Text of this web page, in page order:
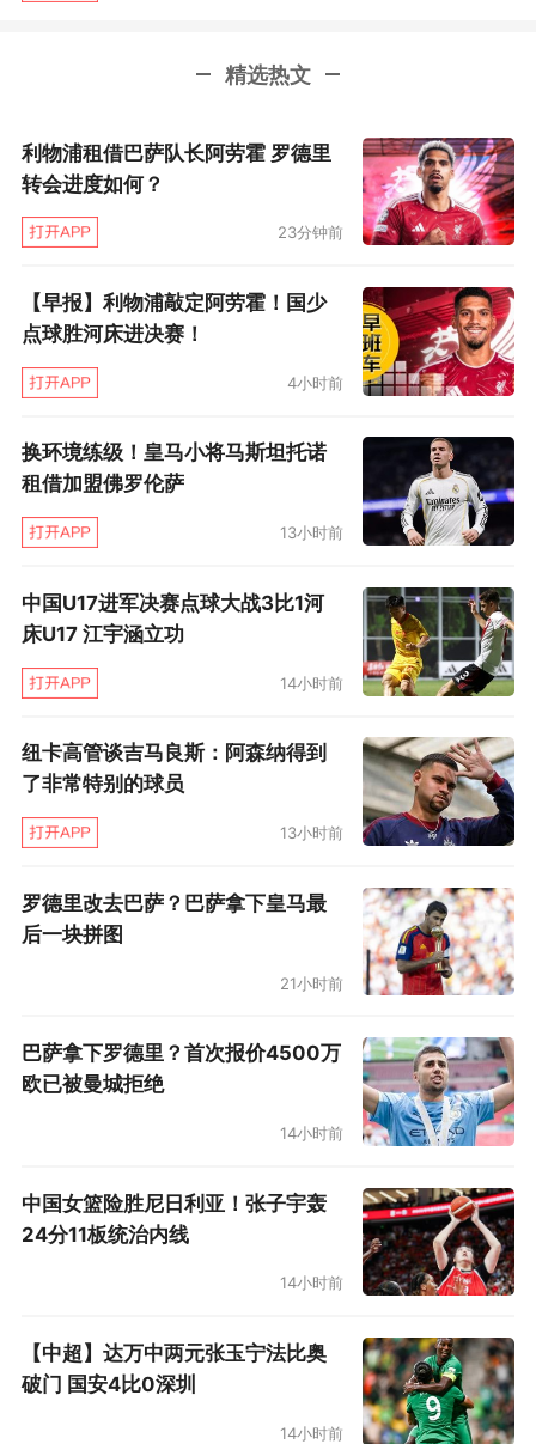
发现他一手最多的思考时间很难超过5分钟，提子
有爱，相隔再远都是亲人，如果有恨，距离再近
还是冤家。大陆和台湾是一家，希望围棋的交流
能为大陆和台湾注入一点爱。希望2019年林先生
精选热文
利物浦租借巴萨队长阿劳霍 罗德里
转会进度如何？
23分钟前
【早报】利物浦敲定阿劳霍！国少
点球胜河床进决赛！
4小时前
换环境练级！皇马小将马斯坦托诺
租借加盟佛罗伦萨
13小时前
中国U17进军决赛点球大战3比1河
床U17 江宇涵立功
14小时前
纽卡高管谈吉马良斯：阿森纳得到
了非常特别的球员
13小时前
罗德里改去巴萨？巴萨拿下皇马最
后一块拼图
21小时前
巴萨拿下罗德里？首次报价4500万
欧已被曼城拒绝
14小时前
中国女篮险胜尼日利亚！张子宇轰
24分11板统治内线
14小时前
【中超】达万中两元张玉宁法比奥
破门 国安4比0深圳
14小时前